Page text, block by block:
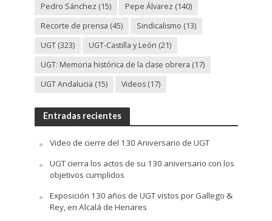
Pedro Sánchez (15) Pepe Álvarez (140)
Recorte de prensa (45) Sindicalismo (13)
UGT(323) UGT-Castilla y León (21)
UGT: Memoria histórica de la clase obrera (17)
UGT Andalucia (15) Videos(17)
Entradas recientes
Video de cierre del 130 Aniversario de UGT
UGT cierra los actos de su 130 aniversario con los
objetivos cumplidos
Exposición 130 años de UGT vistos por Gallego &
Rey, en Alcalá de Henares